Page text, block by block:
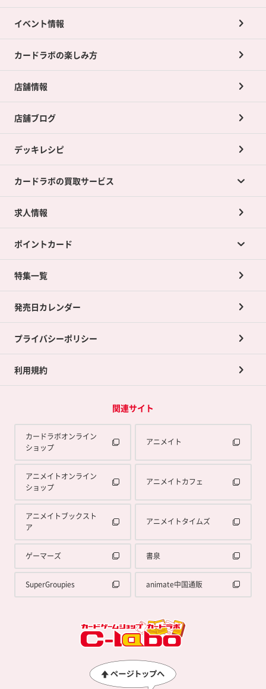
イベント情報
カードラボの楽しみ方
店舗情報
店舗ブログ
デッキレシピ
カードラボの買取サービス
カードラボの買取サービスTOP
店舗買取について
ネット買取について
買取承諾書について
求人情報
ポイントカード
ポイントカードTOP
ポイント交換景品
特集一覧
発売日カレンダー
プライバシーポリシー
利用規約
関連サイト
カードラボオンライン
ショップ
アニメイト
アニメイトオンライン
ショップ
アニメイトカフェ
アニメイトブックスト
ア
アニメイトタイムズ
ゲーマーズ 書泉
SuperGroupies animate中国通販